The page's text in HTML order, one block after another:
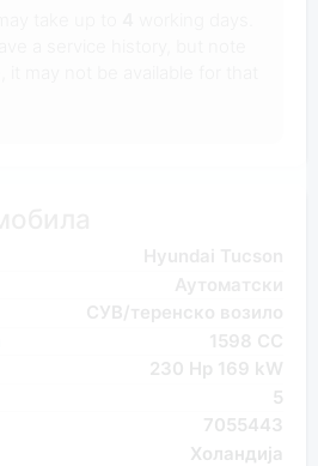
1598 CC
230 Hp 169 kW
5
7055443
Холандија